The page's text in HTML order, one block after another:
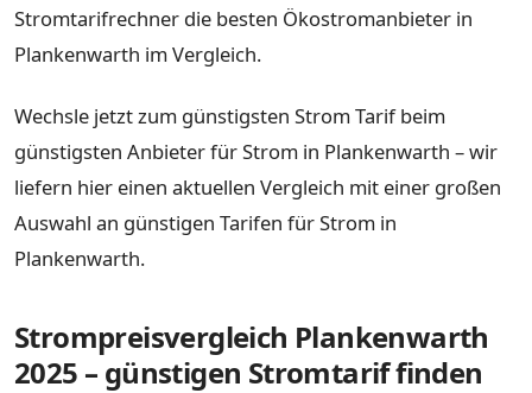
Stromtarifrechner die besten Ökostromanbieter in
Plankenwarth im Vergleich.
Wechsle jetzt zum günstigsten Strom Tarif beim
günstigsten Anbieter für Strom in Plankenwarth – wir
liefern hier einen aktuellen Vergleich mit einer großen
Auswahl an günstigen Tarifen für Strom in
Plankenwarth.
Strompreisvergleich Plankenwarth
2025 – günstigen Stromtarif finden